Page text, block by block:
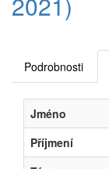
Podrobnosti
Jméno
Příjmení